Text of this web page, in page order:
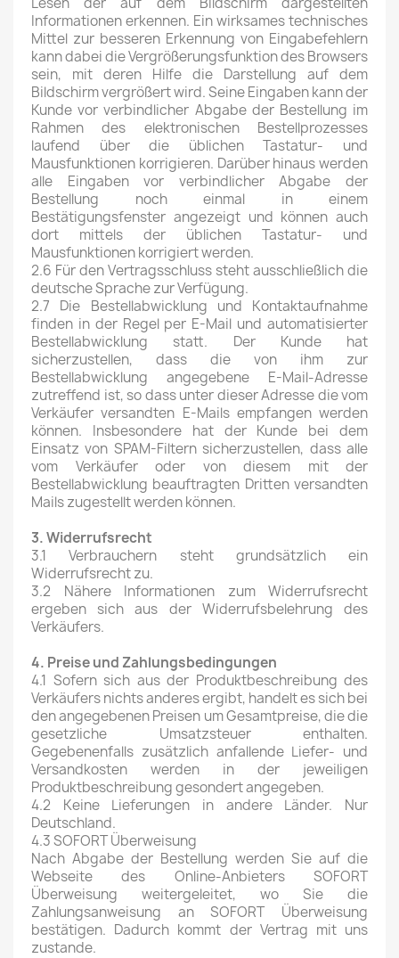
Informationen erkennen. Ein wirksames technisches
Mittel zur besseren Erkennung von Eingabefehlern
kann dabei die Vergrößerungsfunktion des Browsers
sein, mit deren Hilfe die Darstellung auf dem
Bildschirm vergrößert wird. Seine Eingaben kann der
Kunde vor verbindlicher Abgabe der Bestellung im
Rahmen des elektronischen Bestellprozesses
laufend über die üblichen Tastatur- und
Mausfunktionen korrigieren. Darüber hinaus werden
alle Eingaben vor verbindlicher Abgabe der
Bestellung noch einmal in einem
Bestätigungsfenster angezeigt und können auch
dort mittels der üblichen Tastatur- und
Mausfunktionen korrigiert werden.
2.6 Für den Vertragsschluss steht ausschließlich die
deutsche Sprache zur Verfügung.
2.7 Die Bestellabwicklung und Kontaktaufnahme
finden in der Regel per E-Mail und automatisierter
Bestellabwicklung statt. Der Kunde hat
sicherzustellen, dass die von ihm zur
Bestellabwicklung angegebene E-Mail-Adresse
zutreffend ist, so dass unter dieser Adresse die vom
Verkäufer versandten E-Mails empfangen werden
können. Insbesondere hat der Kunde bei dem
Einsatz von SPAM-Filtern sicherzustellen, dass alle
vom Verkäufer oder von diesem mit der
Bestellabwicklung beauftragten Dritten versandten
Mails zugestellt werden können.
3. Widerrufsrecht
3.1 Verbrauchern steht grundsätzlich ein
Widerrufsrecht zu.
3.2 Nähere Informationen zum Widerrufsrecht
ergeben sich aus der Widerrufsbelehrung des
Verkäufers.
4. Preise und Zahlungsbedingungen
4.1 Sofern sich aus der Produktbeschreibung des
Verkäufers nichts anderes ergibt, handelt es sich bei
den angegebenen Preisen um Gesamtpreise, die die
gesetzliche Umsatzsteuer enthalten.
Gegebenenfalls zusätzlich anfallende Liefer- und
Versandkosten werden in der jeweiligen
Produktbeschreibung gesondert angegeben.
4.2 Keine Lieferungen in andere Länder. Nur
Deutschland.
4.3 SOFORT Überweisung
Nach Abgabe der Bestellung werden Sie auf die
Webseite des Online-Anbieters SOFORT
Überweisung weitergeleitet, wo Sie die
Zahlungsanweisung an SOFORT Überweisung
bestätigen. Dadurch kommt der Vertrag mit uns
zustande.